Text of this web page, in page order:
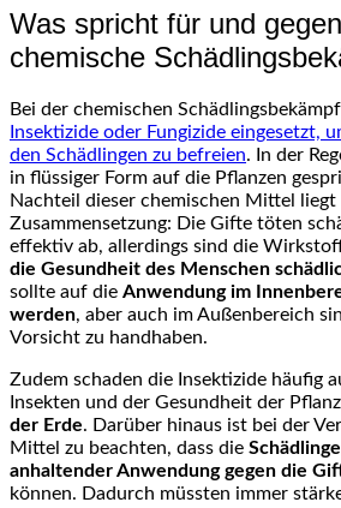
Was spricht für und
chemische
Bei der chemischen
Insektizide oder Fungizide eingesetzt,
den Schädlingen zu befreien. In der
in flüssiger Form auf die Pflanzen
Nachteil dieser chemischen Mittel
Zusammensetzung: Die Gifte töten
effektiv ab, allerdings sind die
die Gesundheit des Menschen
sollte auf die Anwendung im
werden, aber auch im Außenbereich
Vorsicht zu handhaben.
Zudem schaden die Insektizide häufig
Insekten und der Gesundheit der
der Erde. Darüber hinaus ist bei der
Mittel zu beachten, dass die
anhaltender Anwendung gegen die
können. Dadurch müssten immer